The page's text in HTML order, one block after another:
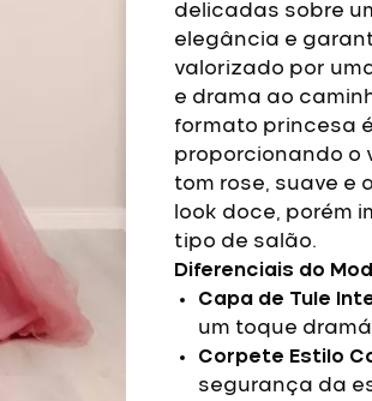
delicadas sobre
elegância e
valorizado por
e drama ao
formato princesa
proporcionando o
tom rose, suave e
look doce, porém
tipo de salão.
Diferenciais do
Capa de Tule
um toque
Corpete Estilo
segurança da